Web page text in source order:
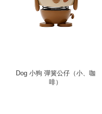
Dog 小狗 彈簧公仔（小、咖
啡）